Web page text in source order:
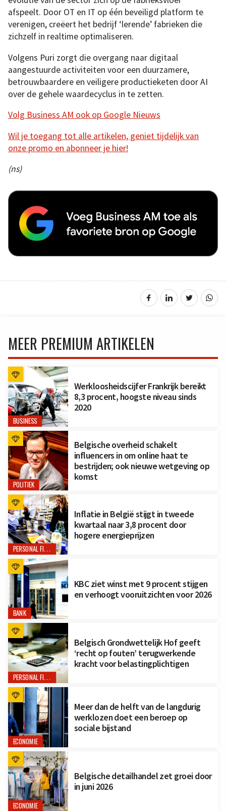
afspeelt. Door OT en IT op één beveiligd platform te
verenigen, creëert het bedrijf ‘lerende’ fabrieken die
zichzelf in realtime optimaliseren.
Volgens Puri zorgt die overgang naar digitaal
aangestuurde activiteiten voor een duurzamere,
betrouwbaardere en veiligere productieketen door AI
over de gehele waardecyclus in te zetten.
Volg Business AM ook op Google Nieuws
Wil je toegang tot alle artikelen, geniet tijdelijk van
onze promo en abonneer je hier!
(ns)
MEER PREMIUM ARTIKELEN
BUSINESS
Werkloosheidscijfer Frankrijk bereikt
8,3 procent, hoogste niveau sinds
2020
POLITIEK
Belgische overheid schakelt
influencers in om online haat te
bestrijden; ook nieuwe wetgeving op
komst
PERSONAL FINANCE
Inflatie in België stijgt in tweede
kwartaal naar 3,8 procent door
hogere energieprijzen
BANK
KBC ziet winst met 9 procent stijgen
en verhoogt vooruitzichten voor 2026
PERSONAL FINANCE
Belgisch Grondwettelijk Hof geeft
‘recht op fouten’ terugwerkende
kracht voor belastingplichtigen
ECONOMIE
Meer dan de helft van de langdurig
werklozen doet een beroep op
sociale bijstand
ECONOMIE
Belgische detailhandel zet groei door
in juni 2026